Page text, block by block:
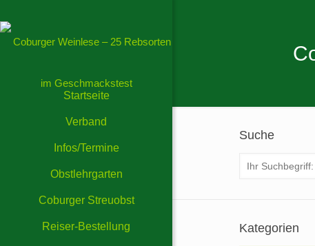
Startseite
Verband
Infos/Termine
Obstlehrgarten
Coburger Streuobst
Reiser-Bestellung
Suche
Kategorien